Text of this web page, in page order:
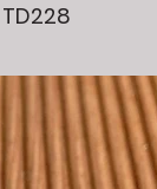
TD228